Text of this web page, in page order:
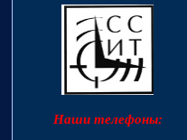
Наши телефоны: